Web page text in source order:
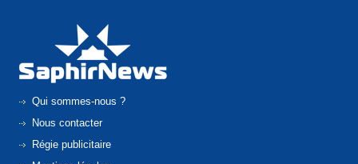
Qui sommes-nous ?
Nous contacter
Régie publicitaire